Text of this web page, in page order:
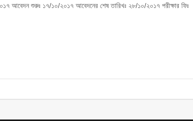
আবেদন শুরুঃ ১৭/১০/২০১৭ আবেদনের শেষ তারিখঃ ২৮/১০/২০১৭ পরীক্ষার ফিঃ